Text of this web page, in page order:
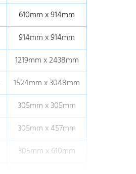
610mm x 914mm
914mm x 914mm
1219mm x 2438mm
1524mm x 3048mm
305mm x 305mm
305mm x 457mm
305mm x 610mm